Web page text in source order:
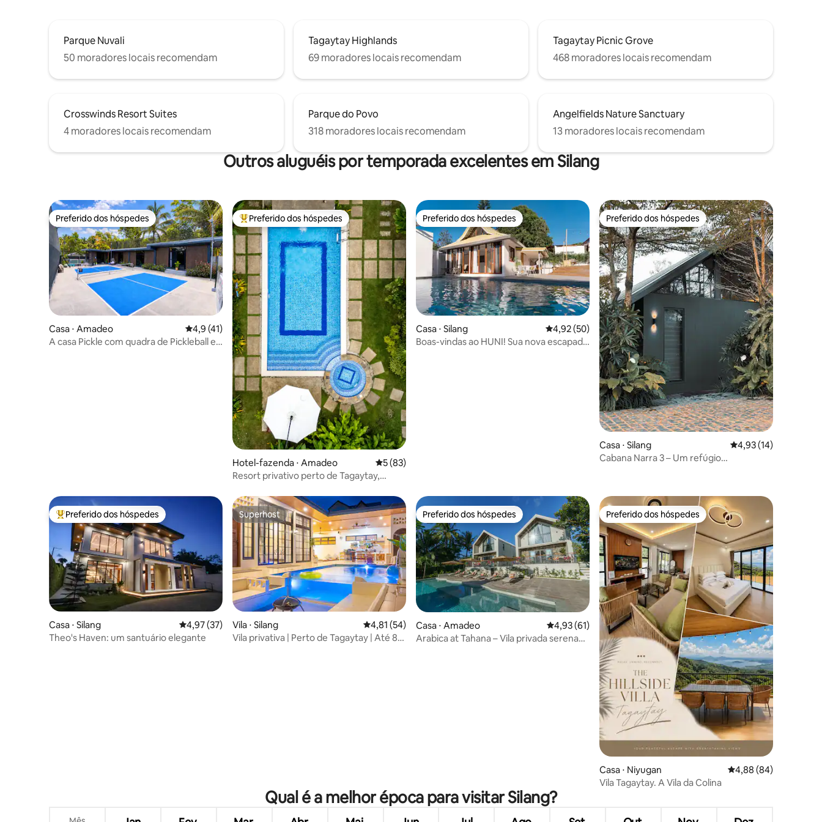
Parque Nuvali
50 moradores locais recomendam
Tagaytay Highlands
69 moradores locais recomendam
Tagaytay Picnic Grove
468 moradores locais recomendam
Crosswinds Resort Suites
4 moradores locais recomendam
Parque do Povo
318 moradores locais recomendam
Angelfields Nature Sanctuary
13 moradores locais recomendam
Outros aluguéis por temporada excelentes em Silang
Preferido dos hóspedes
Preferido dos hóspedes
Casa ⋅ Amadeo 4,9 de uma avaliação média de 5, 41 avaliações
4,9 (41)
A casa Pickle com quadra de Pickleball e
Entre os melhores preferidos dos hóspedes
Preferido dos hóspedes
Hotel-fazenda ⋅ Amadeo 5 de uma avaliação média de 5, 83 avaliações
5 (83)
Resort privativo perto de Tagaytay,
Preferido dos hóspedes
Preferido dos hóspedes
Casa ⋅ Silang 4,92 de uma avaliação média de 5, 50 avaliações
4,92 (50)
Boas-vindas ao HUNI! Sua nova escapada
Preferido dos hóspedes
Preferido dos hóspedes
Casa ⋅ Silang 4,93 de uma
4,93 (14)
Cabana Narra 3 – Um refúgio
Entre os melhores preferidos dos hóspedes
Preferido dos hóspedes
Casa ⋅ Silang 4,97 de uma avaliação média de 5, 37 avaliações
4,97 (37)
Theo's Haven: um santuário elegante
Superhost
Superhost
Vila ⋅ Silang 4,81 de uma avaliação média de 5, 54 avaliações
4,81 (54)
Vila privativa | Perto de Tagaytay | Até 8
Preferido dos hóspedes
Preferido dos hóspedes
Casa ⋅ Amadeo 4,93 de uma avaliação média de 5, 61 avaliações
4,93 (61)
Arabica at Tahana – Vila privada serena
Preferido dos hóspedes
Preferido dos hóspedes
Casa ⋅ Niyugan 4,88 de uma
4,88 (84)
Vila Tagaytay. A Vila da Colina
Qual é a melhor época para visitar Silang?